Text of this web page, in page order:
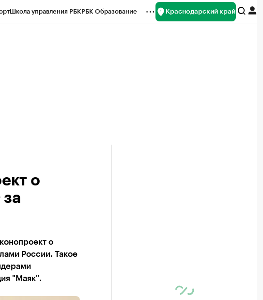
Школа управления РБКРБК Образование Краснодарский край
о
о
России. Такое
"Маяк".